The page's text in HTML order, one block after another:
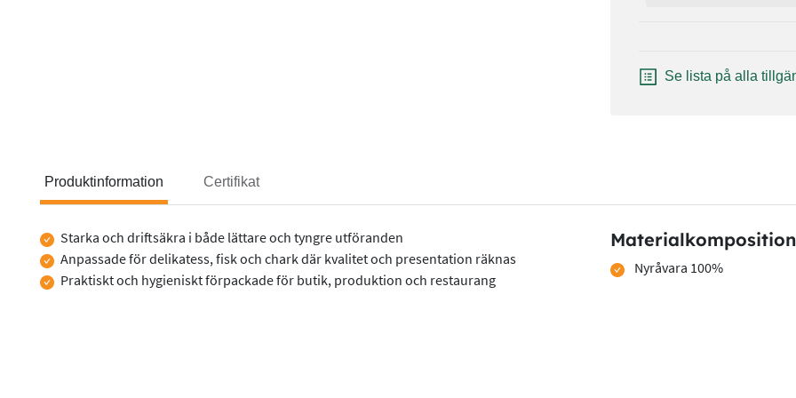
Se lista på alla
Produktinformation Certifikat
Produktinformation
Starka och driftsäkra i både lättare och tyngre utföranden
Anpassade för delikatess, fisk och chark där kvalitet och presentation räknas
Praktiskt och hygieniskt förpackade för butik, produktion och restaurang
Materialkomposition
Nyråvara 100%